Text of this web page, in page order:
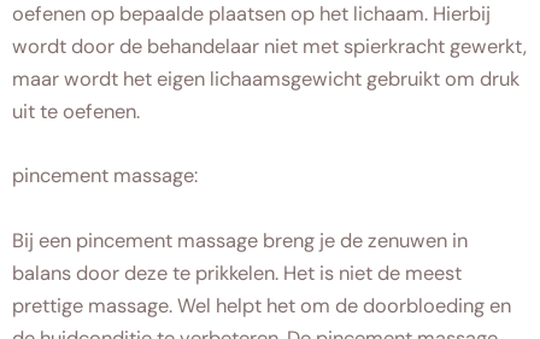
oefenen op bepaalde plaatsen op het lichaam. Hierbij
wordt door de behandelaar niet met spierkracht gewerkt,
maar wordt het eigen lichaamsgewicht gebruikt om druk
uit te oefenen.
pincement massage:
Bij een pincement massage breng je de zenuwen in
balans door deze te prikkelen. Het is niet de meest
prettige massage. Wel helpt het om de doorbloeding en